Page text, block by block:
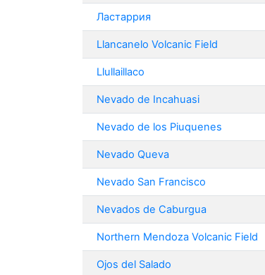
Ластаррия
Llancanelo Volcanic Field
Llullaillaco
Nevado de Incahuasi
Nevado de los Piuquenes
Nevado Queva
Nevado San Francisco
Nevados de Caburgua
Northern Mendoza Volcanic Field
Ojos del Salado